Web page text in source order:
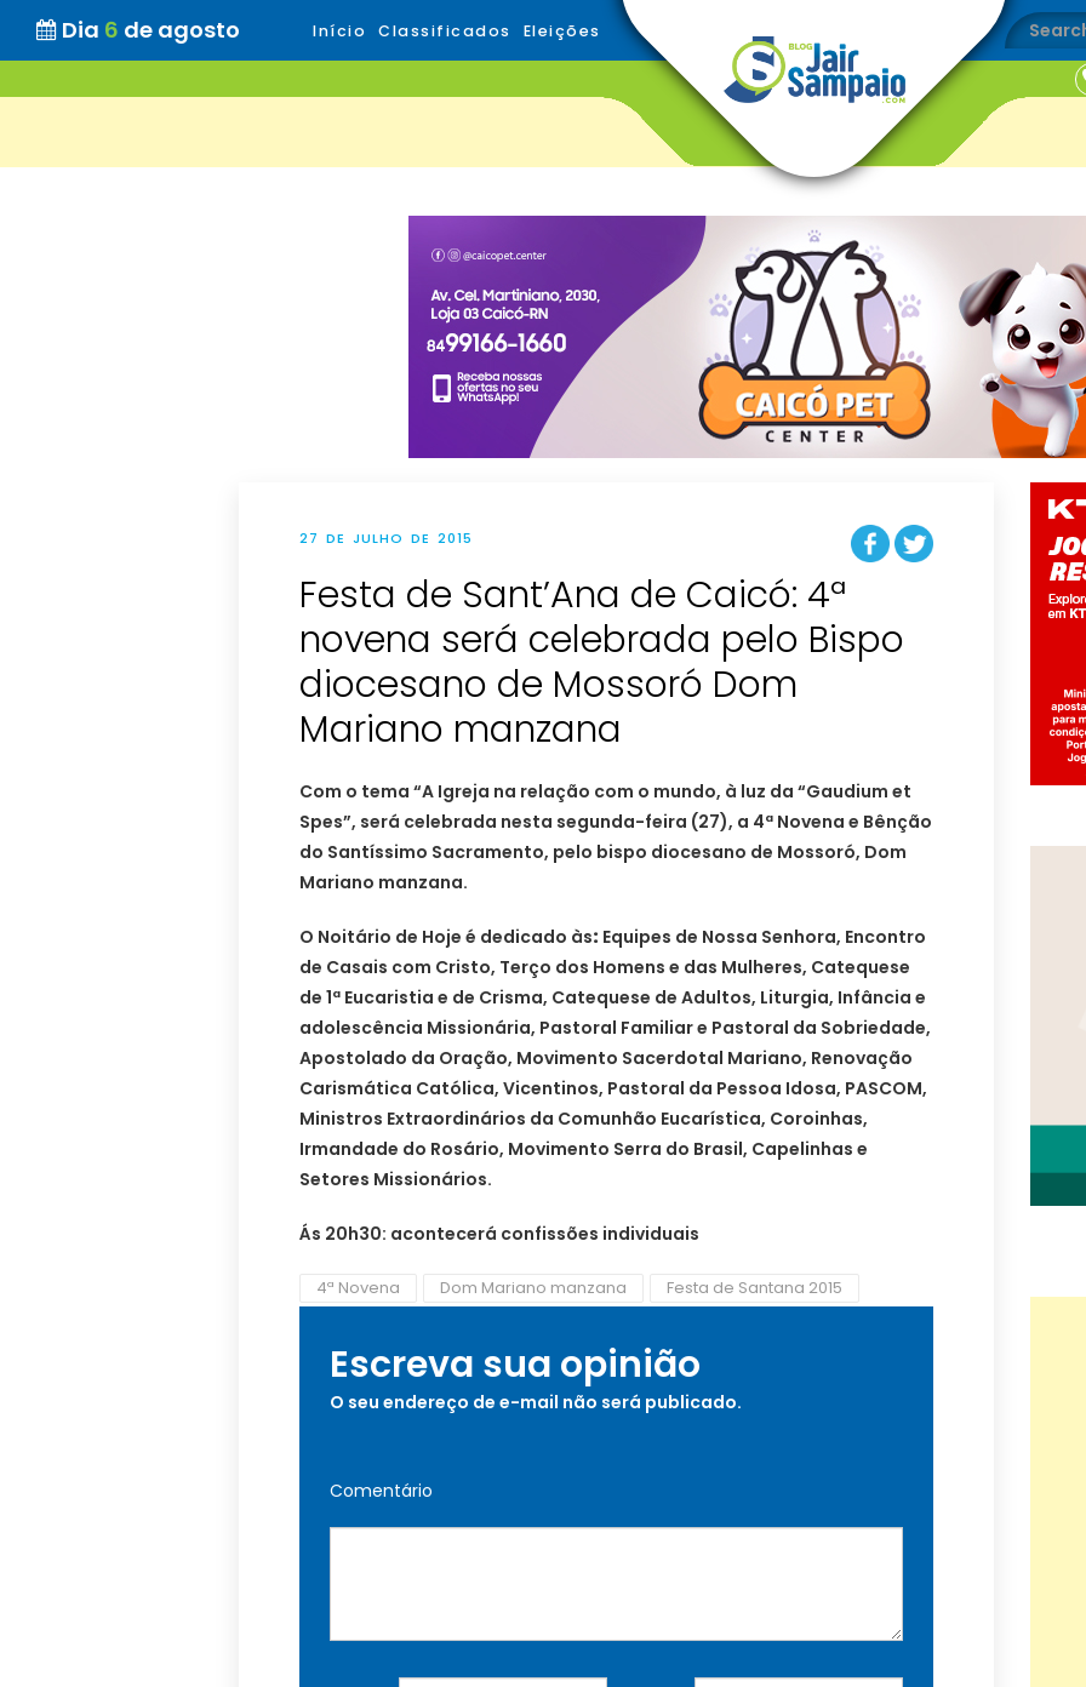
Dia 6 de agosto Início Classificados Eleições
27 DE JULHO DE 2015
Festa de Sant’Ana de Caicó: 4ª
novena será celebrada pelo Bispo
diocesano de Mossoró Dom
Mariano manzana
Com o tema “A Igreja na relação com o mundo, à luz da “Gaudium et
Spes”, será celebrada nesta segunda-feira (27), a 4ª Novena e Bênção
do Santíssimo Sacramento, pelo bispo diocesano de Mossoró, Dom
Mariano manzana.
O Noitário de Hoje é dedicado às: Equipes de Nossa Senhora, Encontro
de Casais com Cristo, Terço dos Homens e das Mulheres, Catequese
de 1ª Eucaristia e de Crisma, Catequese de Adultos, Liturgia, Infância e
adolescência Missionária, Pastoral Familiar e Pastoral da Sobriedade,
Apostolado da Oração, Movimento Sacerdotal Mariano, Renovação
Carismática Católica, Vicentinos, Pastoral da Pessoa Idosa, PASCOM,
Ministros Extraordinários da Comunhão Eucarística, Coroinhas,
Irmandade do Rosário, Movimento Serra do Brasil, Capelinhas e
Setores Missionários.
Ás 20h30: acontecerá confissões individuais
4ª Novena Dom Mariano manzana Festa de Santana 2015
Escreva sua opinião
O seu endereço de e-mail não será publicado.
Comentário